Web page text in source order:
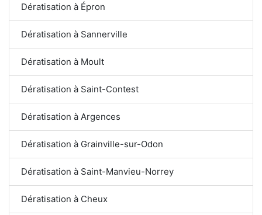
Dératisation à Épron
Dératisation à Sannerville
Dératisation à Moult
Dératisation à Saint-Contest
Dératisation à Argences
Dératisation à Grainville-sur-Odon
Dératisation à Saint-Manvieu-Norrey
Dératisation à Cheux